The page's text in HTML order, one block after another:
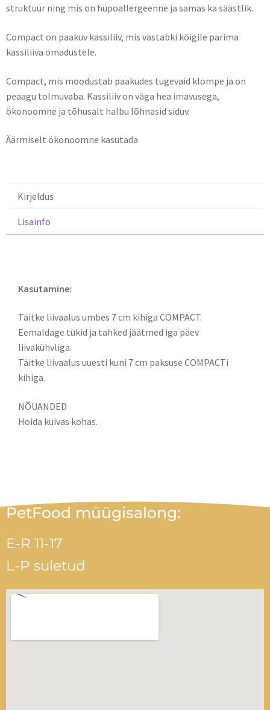
struktuur ning mis on hüpoallergeenne ja samas ka säästlik.
Compact on paakuv kassiliiv, mis vastabki kõigile parima
kassiliiva omadustele.
Compact, mis moodustab paakudes tugevaid klompe ja on
peaagu tolmuvaba. Kassiliiv on väga hea imavusega,
ökonoomne ja tõhusalt halbu lõhnasid siduv.
Äärmiselt ökonoomne kasutada
Kirjeldus
Lisainfo
Kasutamine:
Täitke liivaalus umbes 7 cm kihiga COMPACT.
Eemaldage tükid ja tahked jäätmed iga päev
liivakühvliga.
Täitke liivaalus uuesti kuni 7 cm paksuse COMPACTi
kihiga.
NÕUANDED
Hoida kuivas kohas.
PetFood müügisalong:
E-R 11-17
L-P suletud